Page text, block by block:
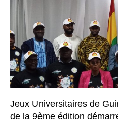
Jeux Universitaires de
de la 9ème édition